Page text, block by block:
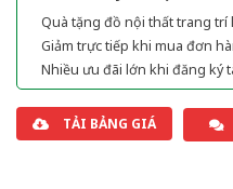
Quà tặng đồ nội thất trang trí
Giảm trực tiếp khi mua đơn
Nhiều ưu đãi lớn khi đăng ký
TẢI BẢNG GIÁ